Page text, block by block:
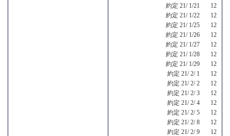
約定 21/ 1/21 12
約定 21/ 1/22 12
約定 21/ 1/25 12
約定 21/ 1/26 12
約定 21/ 1/27 12
約定 21/ 1/28 12
約定 21/ 1/29 12
約定 21/ 2/ 1 12
約定 21/ 2/ 2 12
約定 21/ 2/ 3 12
約定 21/ 2/ 4 12
約定 21/ 2/ 5 12
約定 21/ 2/ 8 12
約定 21/ 2/ 9 12